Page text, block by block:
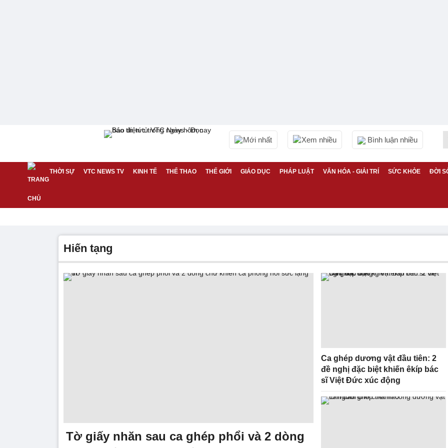
Mới nhất Xem nhiều Bình luận nhiều
THỜI SỰ VTC NEWS TV KINH TẾ THỂ THAO THẾ GIỚI GIÁO DỤC PHÁP LUẬT VĂN HÓA - GIẢI TRÍ SỨC KHỎE ĐỜI
hiến tạng
Tờ giấy nhăn sau ca ghép phổi và 2 dòng
Ca ghép dương vật đầu tiên: 2
đề nghị đặc biệt khiến êkíp bác
sĩ Việt Đức xúc động